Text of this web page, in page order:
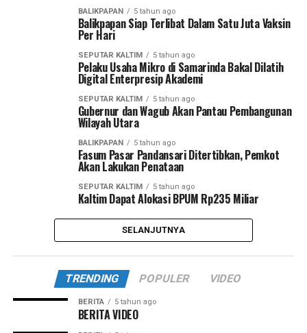
BALIKPAPAN 5 tahun ago
Balikpapan Siap Terlibat Dalam Satu Juta Vaksin
Per Hari
SEPUTAR KALTIM 5 tahun ago
Pelaku Usaha Mikro di Samarinda Bakal Dilatih
Digital Enterpresip Akademi
SEPUTAR KALTIM 5 tahun ago
Gubernur dan Wagub Akan Pantau Pembangunan
Wilayah Utara
BALIKPAPAN 5 tahun ago
Fasum Pasar Pandansari Ditertibkan, Pemkot
Akan Lakukan Penataan
SEPUTAR KALTIM 5 tahun ago
Kaltim Dapat Alokasi BPUM Rp235 Miliar
SELANJUTNYA
TRENDING POPULER VIDEO
BERITA 5 tahun ago
BERITA VIDEO